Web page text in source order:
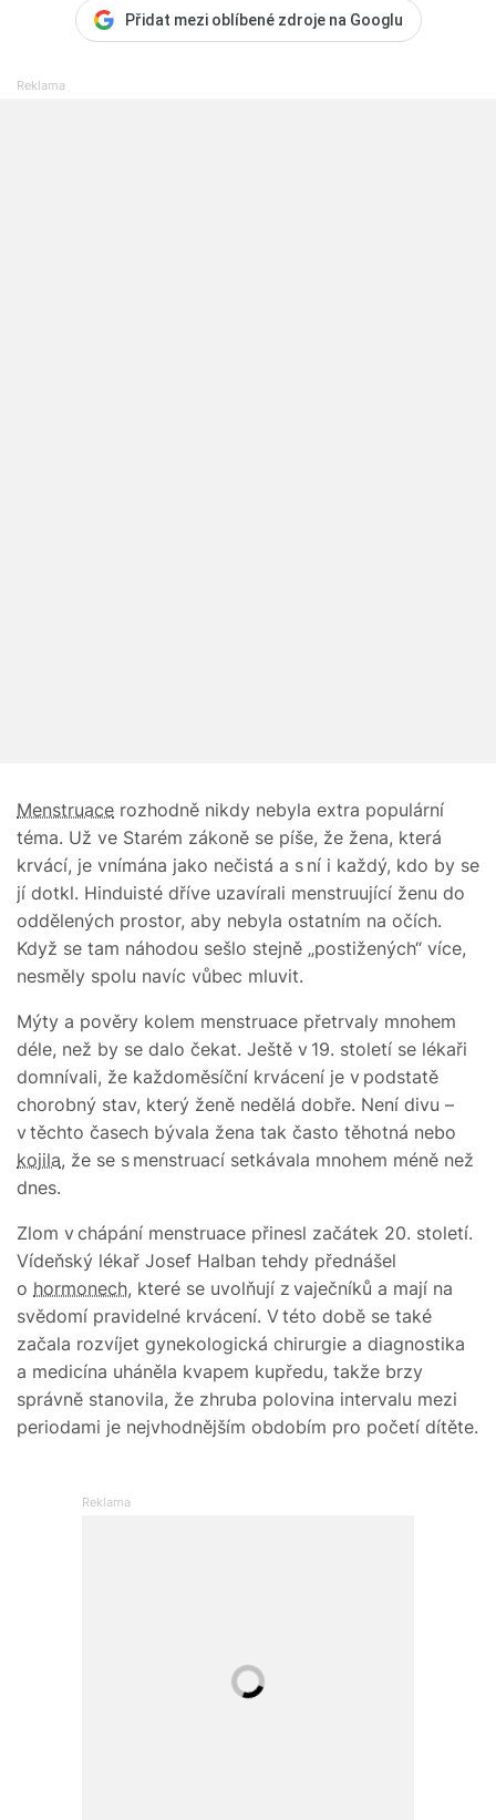
Přidat mezi oblíbené zdroje na Googlu
Menstruace rozhodně nikdy nebyla extra populární
téma. Už ve Starém zákoně se píše, že žena, která
krvácí, je vnímána jako nečistá a s ní i každý, kdo by se
jí dotkl. Hinduisté dříve uzavírali menstruující ženu do
oddělených prostor, aby nebyla ostatním na očích.
Když se tam náhodou sešlo stejně „postižených“ více,
nesměly spolu navíc vůbec mluvit.
Mýty a pověry kolem menstruace přetrvaly mnohem
déle, než by se dalo čekat. Ještě v 19. století se lékaři
domnívali, že každoměsíční krvácení je v podstatě
chorobný stav, který ženě nedělá dobře. Není divu –
v těchto časech bývala žena tak často těhotná nebo
kojila, že se s menstruací setkávala mnohem méně než
dnes.
Zlom v chápání menstruace přinesl začátek 20. století.
Vídeňský lékař Josef Halban tehdy přednášel
o hormonech, které se uvolňují z vaječníků a mají na
svědomí pravidelné krvácení. V této době se také
začala rozvíjet gynekologická chirurgie a diagnostika
a medicína uháněla kvapem kupředu, takže brzy
správně stanovila, že zhruba polovina intervalu mezi
periodami je nejvhodnějším obdobím pro početí dítěte.